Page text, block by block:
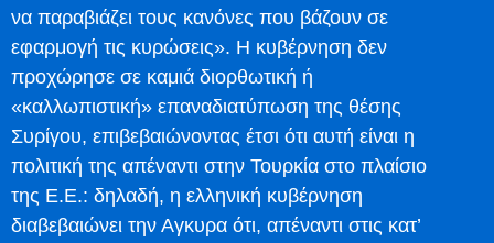
να παραβιάζει τους κανόνες που βάζουν σε
εφαρμογή τις κυρώσεις». Η κυβέρνηση δεν
προχώρησε σε καμιά διορθωτική ή
«καλλωπιστική» επαναδιατύπωση της θέσης
Συρίγου, επιβεβαιώνοντας έτσι ότι αυτή είναι η
πολιτική της απέναντι στην Τουρκία στο πλαίσιο
της Ε.Ε.: δηλαδή, η ελληνική κυβέρνηση
διαβεβαιώνει την Αγκυρα ότι, απέναντι στις κατ’